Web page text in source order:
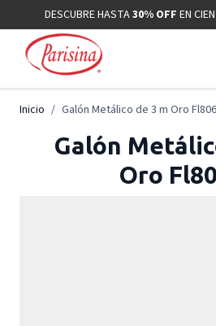
Ir al contenidoDESCUBRE HASTA30% OFF EN
Inicio / Galón Metálico de 3 m Oro
Galón
Oro